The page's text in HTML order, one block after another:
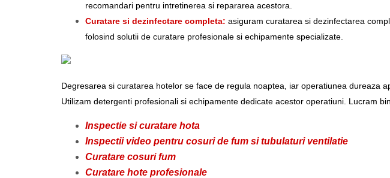
recomandari pentru intretinerea si repararea acestora.
Curatare si dezinfectare completa: asiguram curatarea si dezinfectarea
folosind solutii de curatare profesionale si echipamente specializate.
Degresarea si curatarea hotelor se face de regula noaptea, iar operatiunea dureaza
Utilizam detergenti profesionali si echipamente dedicate acestor operatiuni. Lucram
Inspectie si curatare hota
Inspectii video pentru cosuri de fum si tubulaturi ventilatie
Curatare cosuri fum
Curatare hote profesionale